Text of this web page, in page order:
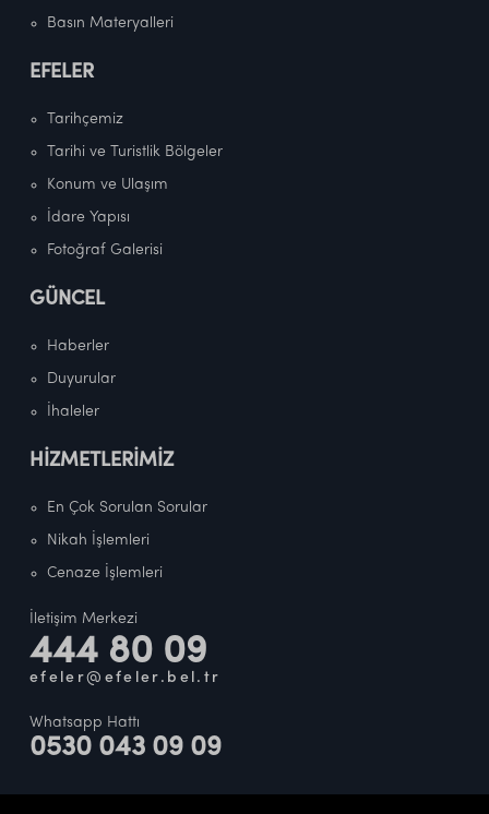
Basın Materyalleri
EFELER
Tarihçemiz
Tarihi ve Turistlik Bölgeler
Konum ve Ulaşım
İdare Yapısı
Fotoğraf Galerisi
GÜNCEL
Haberler
Duyurular
İhaleler
HİZMETLERİMİZ
En Çok Sorulan Sorular
Nikah İşlemleri
Cenaze İşlemleri
İletişim Merkezi
444 80 09
efeler@efeler.bel.tr
Whatsapp Hattı
0530 043 09 09